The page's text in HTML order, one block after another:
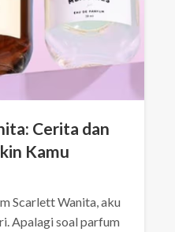
Cerita dan
Kamu
Scarlett Wanita, aku
Apalagi soal parfum